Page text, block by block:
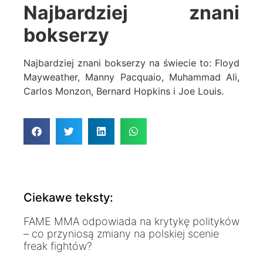
Najbardziej znani
bokserzy
Najbardziej znani bokserzy na świecie to: Floyd
Mayweather, Manny Pacquaio, Muhammad Ali,
Carlos Monzon, Bernard Hopkins i Joe Louis.
Ciekawe teksty:
FAME MMA odpowiada na krytykę polityków
– co przyniosą zmiany na polskiej scenie
freak fightów?